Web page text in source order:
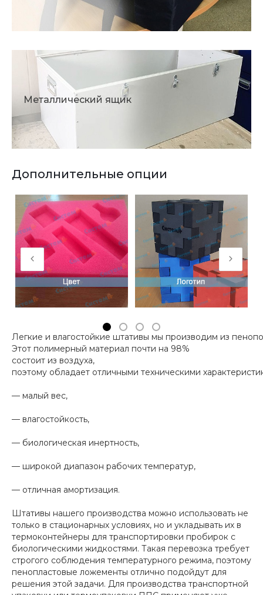
Металлический ящик
Дополнительные опции
Легкие и влагостойкие штативы мы производим из
Этот полимерный материал почти на 98%
состоит из воздуха,
поэтому обладает отличными техническими
— малый вес,
— влагостойкость,
— биологическая инертность,
— широкой диапазон рабочих температур,
— отличная амортизация.
Штативы нашего производства можно использовать не
только в стационарных условиях, но и укладывать их в
термоконтейнеры для транспортировки пробирок с
биологическими жидкостями. Такая перевозка требует
строгого соблюдения температурного режима, поэтому
пенопластовые ложементы отлично подойдут для
решения этой задачи. Для производства транспортной